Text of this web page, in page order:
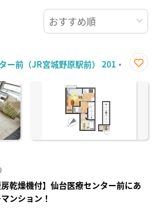
ー前（JR宮城野原駅前） 201・
に入
乾燥機付】仙台医療センター前にあ
ンション！